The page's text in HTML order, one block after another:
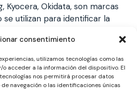
consentimiento
utilizamos tecnologías como las
acceder a la información del dispositivo. El
nos permitirá procesar datos
navegación o las identificaciones únicas
Kyocera, Okidata, son marcas
se utilizan para identificar la
impresoras laser,
técnico especializado y